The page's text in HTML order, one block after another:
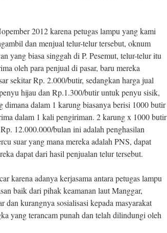
2012 karena petugas lampu yang kami
dan menjual telur-telur tersebut, oknum
yang biasa singgah di P. Pesemut, telur-telur itu
oleh para penjual di pasar, baru mereka
sekitar Rp. 2.000/butir, sedangkan harga jual
hijau dan Rp.1.300/butir untuk penyu sisik,
dimana dalam 1 karung biasanya berisi 1000 butir
dalam 1 kali pengiriman. 2 karung x 1000 butir
12.000.000/bulan ini adalah penghasilan
suar yang mana mereka adalah PNS, dapat
dapat dari hasil penjualan telur tersebut.
karena adanya kerjasama antara petugas lampu
baik dari pihak keamanan laut Manggar,
kurangnya sosialisasi kepada masyarakat
yang terancam punah dan telah dilindungi oleh